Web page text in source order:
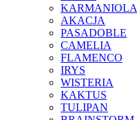
KARMANIOLA
AKACJA
PASADOBLE
CAMELIA
FLAMENCO
IRYS
WISTERIA
KAKTUS
TULIPAN